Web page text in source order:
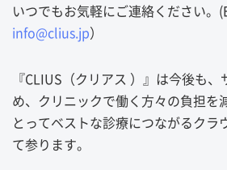
いつでもお気軽にご連絡ください。
info@clius.jp）
『CLIUS（クリアス ）』は今後も
め、クリニックで働く方々の負担を
とってベストな診療につながるクラ
て参ります。